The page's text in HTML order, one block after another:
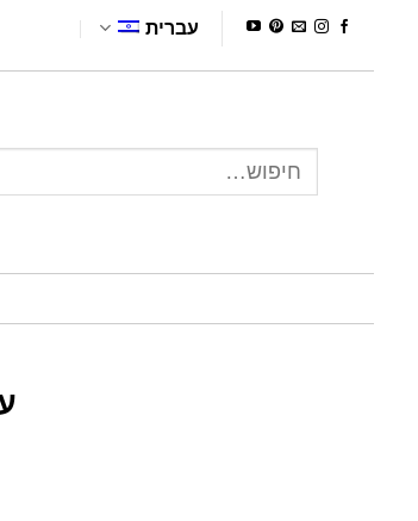
content
עברית
עבור: